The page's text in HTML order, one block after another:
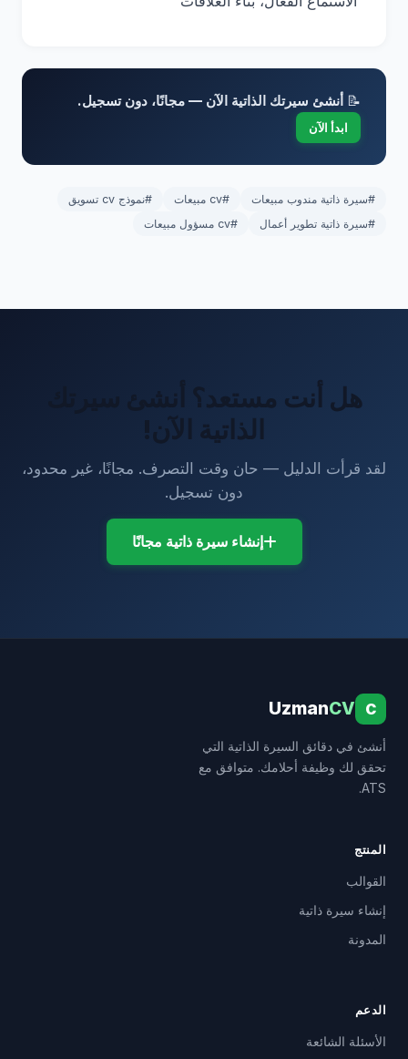
📝 أنشئ سيرتك الذاتية الآن — مجانًا، دون تسجيل.
ابدأ الآن
#سيرة ذاتية مندوب مبيعات #cv مبيعات
#نموذج cv تسويق
#سيرة ذاتية تطوير أعمال
#cv مسؤول مبيعات
هل أنت مستعد؟ أنشئ سيرتك
الذاتية الآن!
لقد قرأت الدليل — حان وقت التصرف. مجانًا، غير محدود،
دون تسجيل.
إنشاء سيرة ذاتية مجانًا
C
UzmanCV
أنشئ في دقائق السيرة الذاتية التي
تحقق لك وظيفة أحلامك. متوافق مع
ATS.
المنتج
القوالب
إنشاء سيرة ذاتية
المدونة
الدعم
الأسئلة الشائعة